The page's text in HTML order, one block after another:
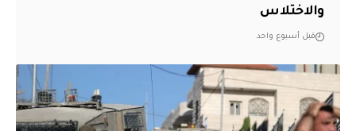
والاختلاس
قبل أسبوع واحد